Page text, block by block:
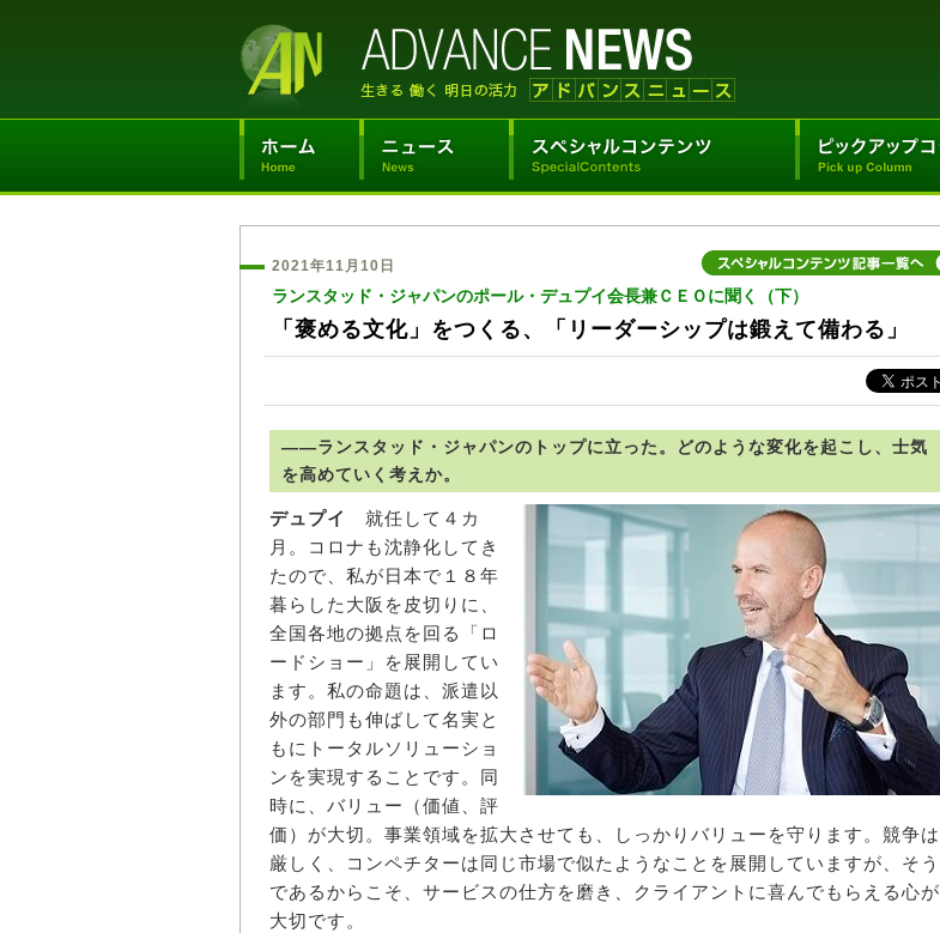
2021年11月10日
ランスタッド・ジャパンのポール・デュプイ会長兼ＣＥＯに聞く（下）
「褒める文化」をつくる、「リーダーシップは鍛えて備わる」
――ランスタッド・ジャパンのトップに立った。どのような変化を起こし、士気
を高めていく考えか。
デュプイ
就任して４カ
月。コロナも沈静化してき
たので、私が日本で１８年
暮らした大阪を皮切りに、
全国各地の拠点を回る「ロ
ードショー」を展開してい
ます。私の命題は、派遣以
外の部門も伸ばして名実と
もにトータルソリューショ
ンを実現することです。同
時に、バリュー（価値、評
価）が大切。事業領域を拡大させても、しっかりバリューを守ります。競争は
厳しく、コンペチターは同じ市場で似たようなことを展開していますが、そう
であるからこそ、サービスの仕方を磨き、クライアントに喜んでもらえる心が
大切です。